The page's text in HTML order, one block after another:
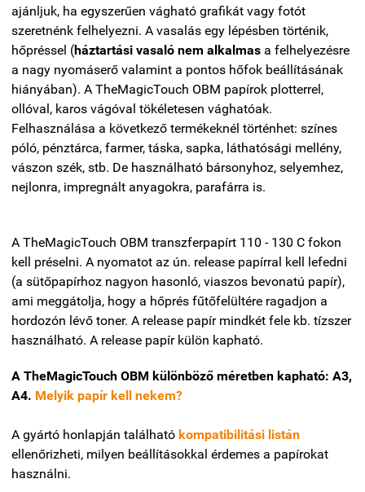
ajánljuk, ha egyszerűen vágható grafikát vagy fotót
szeretnénk felhelyezni. A vasalás egy lépésben történik,
hőpréssel (háztartási vasaló nem alkalmas a felhelyezésre
a nagy nyomáserő valamint a pontos hőfok beállításának
hiányában). A TheMagicTouch OBM papírok plotterrel,
ollóval, karos vágóval tökéletesen vághatóak.
Felhasználása a következő termékeknél történhet: színes
póló, pénztárca, farmer, táska, sapka, láthatósági mellény,
vászon szék, stb. De használható bársonyhoz, selyemhez,
nejlonra, impregnált anyagokra, parafárra is.
A TheMagicTouch OBM transzferpapírt 110 - 130 C fokon
kell préselni. A nyomatot az ún. release papírral kell lefedni
(a sütőpapírhoz nagyon hasonló, viaszos bevonatú papír),
ami meggátolja, hogy a hőprés fűtőfelültére ragadjon a
hordozón lévő toner. A release papír mindkét fele kb. tízszer
használható. A release papír külön kapható.
A TheMagicTouch OBM különböző méretben kapható: A3,
A4. Melyik papír kell nekem?
A gyártó honlapján található kompatibilitási listán
ellenőrizheti, milyen beállításokkal érdemes a papírokat
használni.